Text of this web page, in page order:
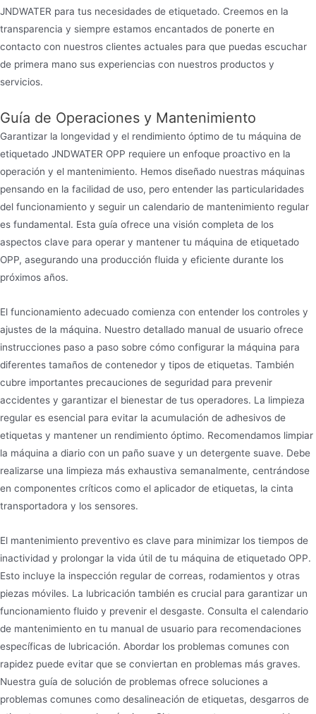
JNDWATER para tus necesidades de etiquetado. Creemos en la
transparencia y siempre estamos encantados de ponerte en
contacto con nuestros clientes actuales para que puedas escuchar
de primera mano sus experiencias con nuestros productos y
servicios.
Guía de Operaciones y Mantenimiento
Garantizar la longevidad y el rendimiento óptimo de tu máquina de
etiquetado JNDWATER OPP requiere un enfoque proactivo en la
operación y el mantenimiento. Hemos diseñado nuestras máquinas
pensando en la facilidad de uso, pero entender las particularidades
del funcionamiento y seguir un calendario de mantenimiento regular
es fundamental. Esta guía ofrece una visión completa de los
aspectos clave para operar y mantener tu máquina de etiquetado
OPP, asegurando una producción fluida y eficiente durante los
próximos años.
El funcionamiento adecuado comienza con entender los controles y
ajustes de la máquina. Nuestro detallado manual de usuario ofrece
instrucciones paso a paso sobre cómo configurar la máquina para
diferentes tamaños de contenedor y tipos de etiquetas. También
cubre importantes precauciones de seguridad para prevenir
accidentes y garantizar el bienestar de tus operadores. La limpieza
regular es esencial para evitar la acumulación de adhesivos de
etiquetas y mantener un rendimiento óptimo. Recomendamos limpiar
la máquina a diario con un paño suave y un detergente suave. Debe
realizarse una limpieza más exhaustiva semanalmente, centrándose
en componentes críticos como el aplicador de etiquetas, la cinta
transportadora y los sensores.
El mantenimiento preventivo es clave para minimizar los tiempos de
inactividad y prolongar la vida útil de tu máquina de etiquetado OPP.
Esto incluye la inspección regular de correas, rodamientos y otras
piezas móviles. La lubricación también es crucial para garantizar un
funcionamiento fluido y prevenir el desgaste. Consulta el calendario
de mantenimiento en tu manual de usuario para recomendaciones
específicas de lubricación. Abordar los problemas comunes con
rapidez puede evitar que se conviertan en problemas más graves.
Nuestra guía de solución de problemas ofrece soluciones a
problemas comunes como desalineación de etiquetas, desgarros de